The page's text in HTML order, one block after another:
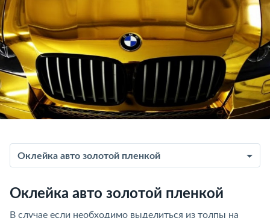
Оклейка авто золотой пленкой
Оклейка авто золотой пленкой
В случае если необходимо выделиться из толпы на